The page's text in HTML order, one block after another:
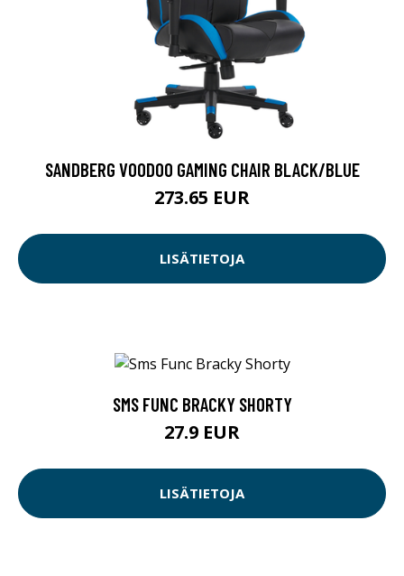
SANDBERG VOODOO GAMING CHAIR BLACK/BLUE
273.65 EUR
LISÄTIETOJA
SMS FUNC BRACKY SHORTY
27.9 EUR
LISÄTIETOJA